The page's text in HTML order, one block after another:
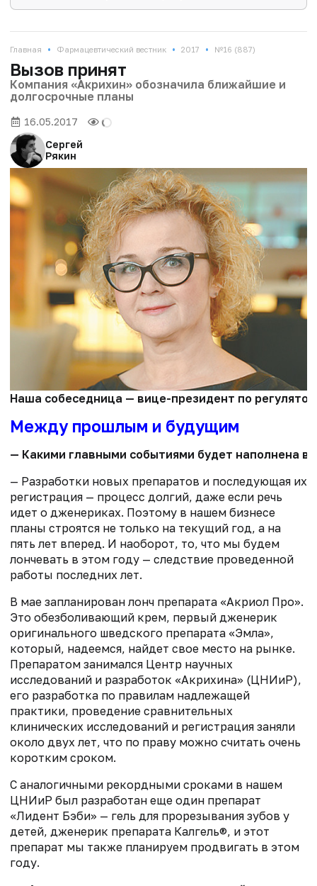
Главная • Фармацевтический вестник • 2017 • №16 (887)
Вызов принят
Компания «Акрихин» обозначила ближайшие и
долгосрочные планы
16.05.2017
Сергей
Рякин
Наша собеседница — вице-президент по
Между прошлым и будущим
— Какими главными событиями будет наполнена
— Разработки новых препаратов и последующая их
регистрация — процесс долгий, даже если речь
идет о дженериках. Поэтому в нашем бизнесе
планы строятся не только на текущий год, а на
пять лет вперед. И наоборот, то, что мы будем
лончевать в этом году — следствие проведенной
работы последних лет.
В мае запланирован лонч препарата «Акриол Про».
Это обезболивающий крем, первый дженерик
оригинального шведского препарата «Эмла»,
который, надеемся, найдет свое место на рынке.
Препаратом занимался Центр научных
исследований и разработок «Акрихина» (ЦНИиР),
его разработка по правилам надлежащей
практики, проведение сравнительных
клинических исследований и регистрация заняли
около двух лет, что по праву можно считать очень
коротким сроком.
С аналогичными рекордными сроками в нашем
ЦНИиР был разработан еще один препарат
«Лидент Бэби» — гель для прорезывания зубов у
детей, дженерик препарата Калгель®, и этот
препарат мы также планируем продвигать в этом
году.